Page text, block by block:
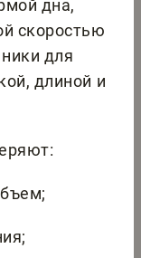
дна,
скоростью
для
длиной и